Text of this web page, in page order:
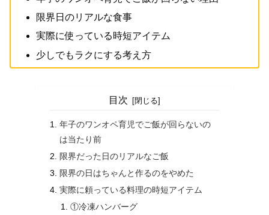
限界日のリアルな食事
実際に使っている時短アイテム
少しでもラクにする考え方
目次
年子のワンオペ育児でご飯が回らないの
は当たり前
限界だった日のリアルなご飯
限界の日はちゃんと作るのをやめた
実際に頼っている料理の時短アイテム
①冷凍ハンバーグ